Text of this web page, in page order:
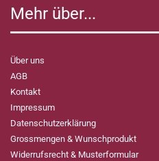
Mehr über...
Über uns
AGB
Kontakt
Impressum
Datenschutzerklärung
Grossmengen & Wunschprodukt
Widerrufsrecht & Musterformular